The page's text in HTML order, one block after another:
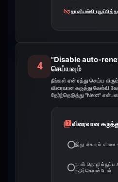
தானியங்கி
4
"Disable auto-
செய்யவும்
நீங்கள் ஏன் ரத்து செய்ய
விரைவான கருத்து கேள்வி
தேர்ந்தெடுத்து "Next"
விரைவான
இது மிகவும் விலை
நான் தொழில்நுட்ப
எதிர்கொண்டேன்